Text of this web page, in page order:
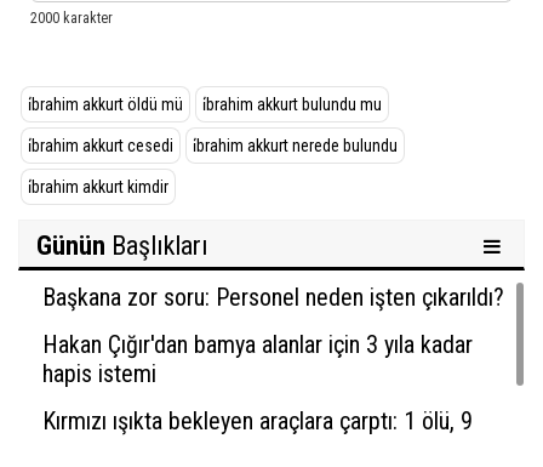
i̇brahim akkurt öldü mü i̇brahim akkurt bulundu mu
i̇brahim akkurt cesedi i̇brahim akkurt nerede bulundu
i̇brahim akkurt kimdir
Günün Başlıkları
Başkana zor soru: Personel neden işten çıkarıldı?
Hakan Çığır'dan bamya alanlar için 3 yıla kadar
hapis istemi
Kırmızı ışıkta bekleyen araçlara çarptı: 1 ölü, 9